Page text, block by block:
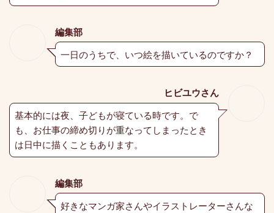
編集部
一日のうちで、いつ絵を描いているのですか？
ヒビユウさん
基本的には夜、子どもが寝ている時です。で
も、お仕事の締め切りが重なってしまったとき
は日中に描くこともあります。
編集部
好きなマンガ家さんやイラストレーターさんな